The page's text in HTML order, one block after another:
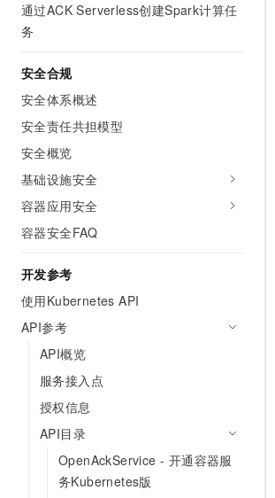
通过ACK Serverless创建Spark计算任
务
安全合规
安全体系概述
安全责任共担模型
安全概览
基础设施安全
容器应用安全
容器安全FAQ
开发参考
使用Kubernetes API
API参考
API概览
服务接入点
授权信息
API目录
OpenAckService - 开通容器服
务Kubernetes版